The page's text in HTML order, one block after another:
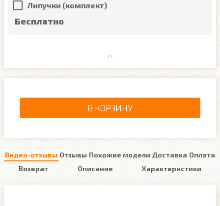
Липучки (комплект)
Бесплатно
В КОРЗИНУ
Видео-отзывы Отзывы Похожие модели Доставка Оплата
Возврат
Описание Характеристики